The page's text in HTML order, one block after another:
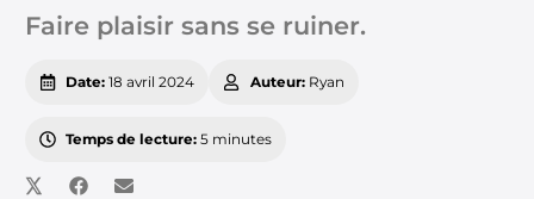
Faire plaisir sans se ruiner.
Date:18 avril 2024 Auteur: Ryan
Temps de lecture:5 minutes